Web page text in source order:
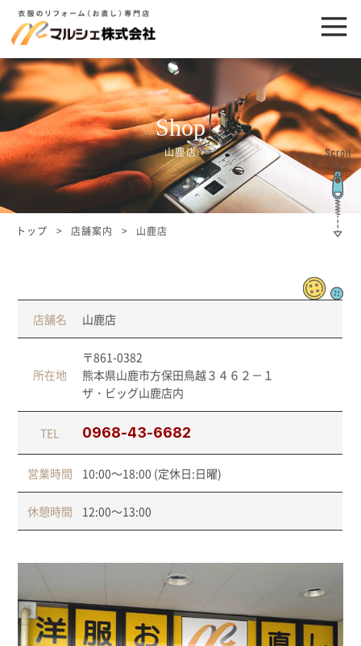
Shop
山鹿店
トップ 店舗案内 山鹿店
店舗名 山鹿店
所在地
〒861-0382
熊本県山鹿市方保田鳥越３４６２－１
ザ・ビッグ山鹿店内
TEL 0968-43-6682
営業時間 10:00～18:00 (定休日:日曜)
休憩時間 12:00～13:00